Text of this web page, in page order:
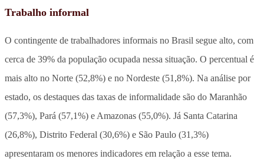
Trabalho informal
O contingente de trabalhadores informais no Brasil segue alto, com
cerca de 39% da população ocupada nessa situação. O percentual é
mais alto no Norte (52,8%) e no Nordeste (51,8%). Na análise por
estado, os destaques das taxas de informalidade são do Maranhão
(57,3%), Pará (57,1%) e Amazonas (55,0%). Já Santa Catarina
(26,8%), Distrito Federal (30,6%) e São Paulo (31,3%)
apresentaram os menores indicadores em relação a esse tema.